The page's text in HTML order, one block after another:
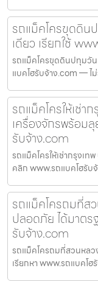
รถแม็คโครขุดดิน
เดียว เรียกใช้
รถแม็คโครขุดดินปทุมวัน
แบคโฮรับจ้าง.com — ไ
รถแม็คโครให้เช่า
เครื่องจักรพร้อม
รับจ้าง.com
รถแม็คโครให้เช่ากรุงเท
คลิก www.รถแบคโฮรับ
รถแม็คโครถมที่ส
ปลอดภัย ได้มาตร
รับจ้าง.com
รถแม็คโครถมที่สวนหลว
เรียกหา www.รถแบคโ